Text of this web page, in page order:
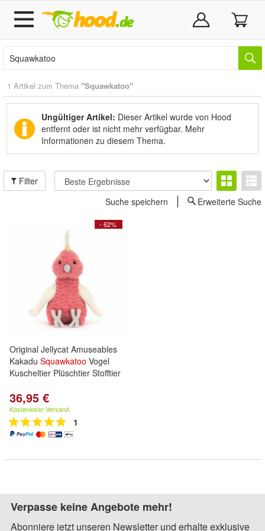
1 Artikel zum Thema "Squawkatoo"
Ungültiger Artikel: Dieser Artikel wurde von Hood
entfernt oder ist nicht mehr verfügbar. Mehr
Informationen zu diesem Thema.
Filter
Suche speichern
Erweiterte Suche
- 62%
Original Jellycat Amuseables
Kakadu Squawkatoo Vogel
Kuscheltier Plüschtier Stofftier
36,95 €
Kostenloser Versand
1
Verpasse keine Angebote mehr!
Abonniere jetzt unseren Newsletter und erhalte exklusive